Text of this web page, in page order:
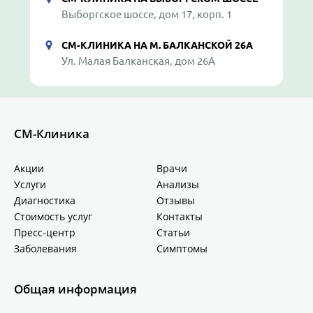
Выборгское шоссе, дом 17, корп. 1
СМ-КЛИНИКА НА М. БАЛКАНСКОЙ 26А
Ул. Малая Балканская, дом 26А
СМ-Клиника
Акции
Врачи
Услуги
Анализы
Диагностика
Отзывы
Стоимость услуг
Контакты
Пресс-центр
Статьи
Заболевания
Симптомы
Общая информация